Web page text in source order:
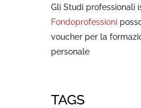
Gli Studi professionali
Fondoprofessioni
voucher per la
personale
TAGS